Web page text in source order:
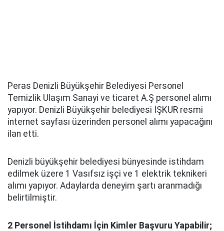
Peras Denizli Büyükşehir Belediyesi Personel
Temizlik Ulaşım Sanayi ve ticaret A.Ş personel alımı
yapıyor. Denizli Büyükşehir belediyesi İŞKUR resmi
internet sayfası üzerinden personel alımı yapacağını
ilan etti.
Denizli büyükşehir belediyesi bünyesinde istihdam
edilmek üzere 1 Vasıfsız işçi ve 1 elektrik teknikeri
alımı yapıyor. Adaylarda deneyim şartı aranmadığı
belirtilmiştir.
2 Personel İstihdamı İçin Kimler Başvuru Yapabilir;